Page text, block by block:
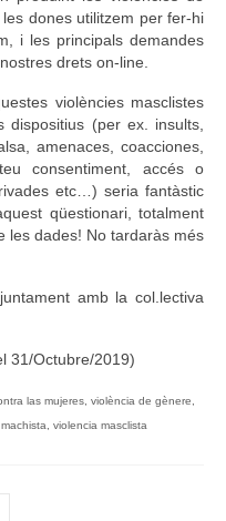
dones utilitzem per fer-hi
i les principals demandes
drets on-line.
violències masclistes
dispositius (per ex. insults,
amenaces, coacciones,
consentiment, accés o
etc…) seria fantàstic
qüestionari, totalment
les dades! No tardaràs més
amb la col.lectiva
31/Octubre/2019)
las mujeres, violència de gènere,
, violencia masclista